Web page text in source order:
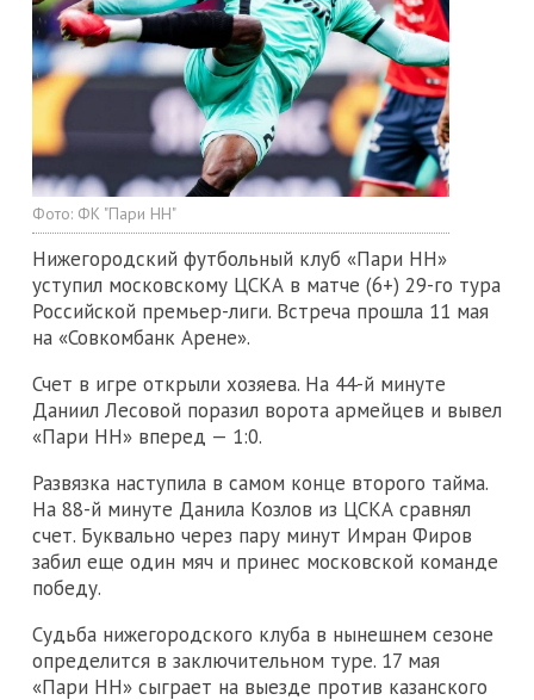
Фото: ФК "Пари НН"
Нижегородский футбольный клуб «Пари НН»
уступил московскому ЦСКА в матче (6+) 29-го тура
Российской премьер-лиги. Встреча прошла 11 мая
на «Совкомбанк Арене».
Счет в игре открыли хозяева. На 44-й минуте
Даниил Лесовой поразил ворота армейцев и вывел
«Пари НН» вперед — 1:0.
Развязка наступила в самом конце второго тайма.
На 88-й минуте Данила Козлов из ЦСКА сравнял
счет. Буквально через пару минут Имран Фиров
забил еще один мяч и принес московской команде
победу.
Судьба нижегородского клуба в нынешнем сезоне
определится в заключительном туре. 17 мая
«Пари НН» сыграет на выезде против казанского